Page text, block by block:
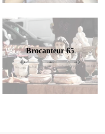
Brocanteur 65